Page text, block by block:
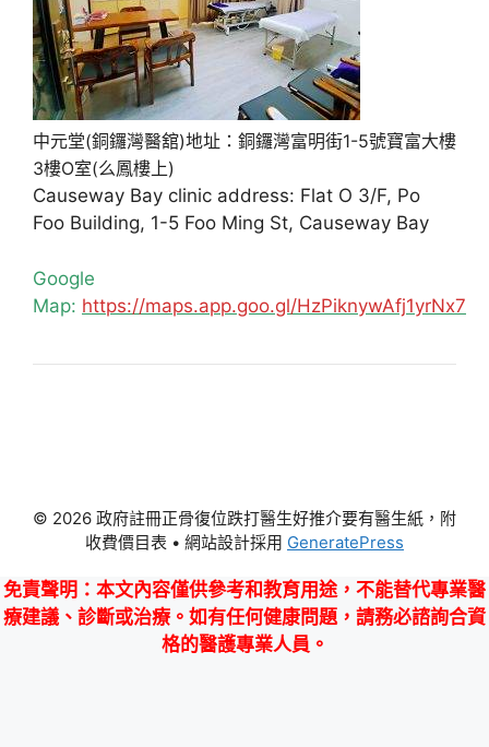
中元堂(銅鑼灣醫舘)地址：銅鑼灣富明街1-5號寶富大樓
3樓O室(么鳳樓上)
Causeway Bay clinic address: Flat O 3/F, Po
Foo Building, 1-5 Foo Ming St, Causeway Bay
Google
Map: https://maps.app.goo.gl/HzPiknywAfj1yrNx7
© 2026 政府註冊正骨復位跌打醫生好推介要有醫生紙，附
收費價目表 • 網站設計採用 GeneratePress
免責聲明 ：本文內容僅供參考和教育用途，不能替代專業醫
療建議、診斷或治療。如有任何健康問題，請務必諮詢合資
格的醫護專業人員。